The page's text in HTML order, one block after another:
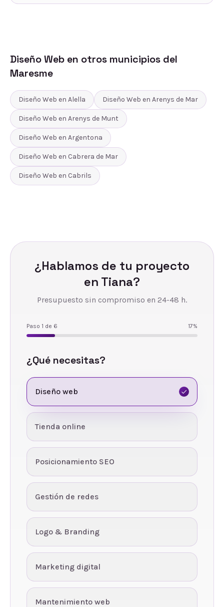
Diseño Web en otros municipios del
Maresme
Diseño Web en Alella Diseño Web en Arenys de Mar
Diseño Web en Arenys de Munt
Diseño Web en Argentona
Diseño Web en Cabrera de Mar
Diseño Web en Cabrils
¿Hablamos de tu proyecto
en Tiana?
Presupuesto sin compromiso en 24-48 h.
Paso 1 de 6 17%
¿Qué necesitas?
Diseño web
Tienda online
Posicionamiento SEO
Gestión de redes
Logo & Branding
Marketing digital
Mantenimiento web